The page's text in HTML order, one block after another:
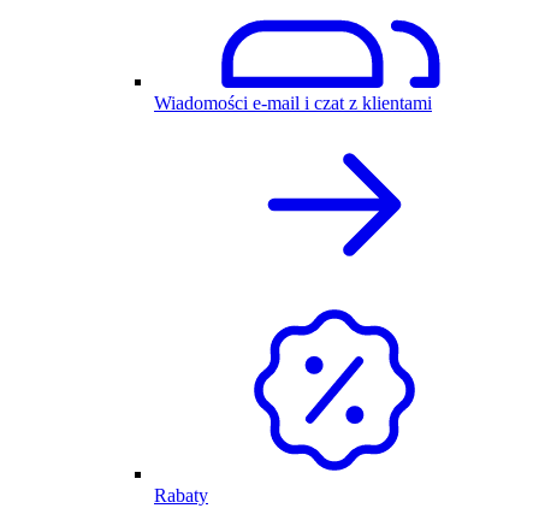
Wiadomości e-mail i czat z klientami
Rabaty